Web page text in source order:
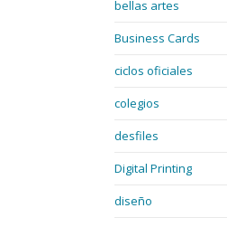
bellas artes
Business Cards
ciclos oficiales
colegios
desfiles
Digital Printing
diseño